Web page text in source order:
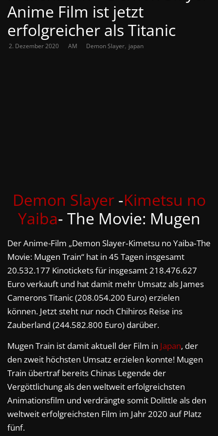
Anime Film ist jetzt
erfolgreicher als Titanic
2. Dezember 2020 AM Demon Slayer, japan
Demon Slayer‑Kimetsu no
Yaiba‑ The Movie: Mugen
Der Anime-Film „Demon Slayer‑Kimetsu no Yaiba‑The
Movie: Mugen Train“ hat in 45 Tagen insgesamt
20.532.177 Kinotickets für insgesamt 218.476.627
Euro verkauft und hat damit mehr Umsatz als James
Camerons Titanic (208.054.200 Euro) erzielen
können. Jetzt steht nur noch Chihiros Reise ins
Zauberland (244.582.800 Euro) darüber.
Mugen Train ist damit aktuell der Film in Japan, der
den zweit höchsten Umsatz erzielen konnte! Mugen
Train übertraf bereits Chinas Legende der
Vergöttlichung als den weltweit erfolgreichsten
Animationsfilm und verdrängte somit Dolittle als den
weltweit erfolgreichsten Film im Jahr 2020 auf Platz
fünf.